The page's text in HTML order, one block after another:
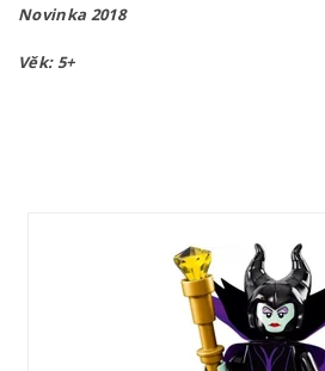
Novinka 2018
Věk: 5+